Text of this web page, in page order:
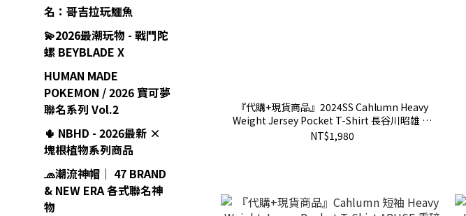
名：哥吉拉玩鱷魚
💫2026最潮玩物 - 戰鬥陀
螺 BEYBLADE X
HUMAN MADE
POKEMON / 2026 寶可夢
聯名系列 Vol.2
🌵 NBHD - 2026最新 ×
塊根植物系列商品
🧢潮流神帽｜ 47 BRAND
& NEW ERA 各式聯名神
物
『代購+現貨商品』2024SS Cahlumn Heavy
Weight Jersey Pocket T-Shirt 長谷川昭雄 重
磅 口袋 logo 短T
NT$1,980